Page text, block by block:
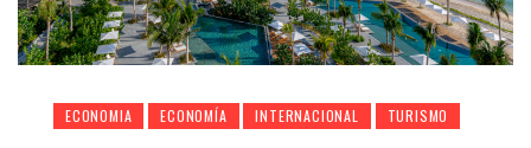
ECONOMIA ECONOMÍA INTERNACIONAL TURISMO